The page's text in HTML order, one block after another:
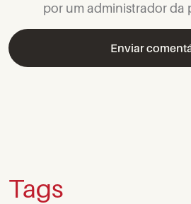
por um administrador da
Tags